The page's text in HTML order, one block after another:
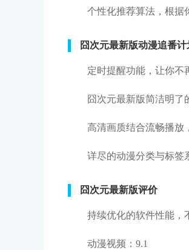
个性化推荐算法，根据
囧次元最新版动漫追番计
定时提醒功能，让你不
囧次元最新版简洁明了
高清画质结合流畅播放
详尽的动漫分类与标签
囧次元最新版评价
持续优化的软件性能，
动漫视频：9.1